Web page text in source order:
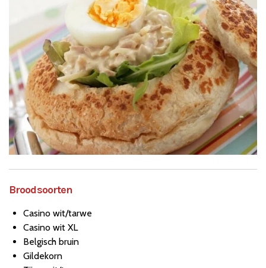
Broodsoorten
Casino wit/tarwe
Casino wit XL
Belgisch bruin
Gildekorn